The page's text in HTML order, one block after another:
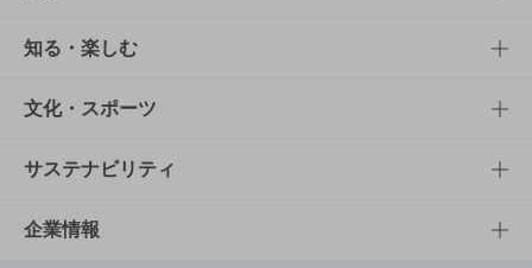
商品TOP
商品一覧
商品発売情報
栄養成分一覧
知る・楽しむ
知る・楽しむTOP
キャンペーン
工場見学
文化・スポーツ
文化・スポーツTOP
サントリーホール
サステナビリティ
サステナビリティTOP
企業情報